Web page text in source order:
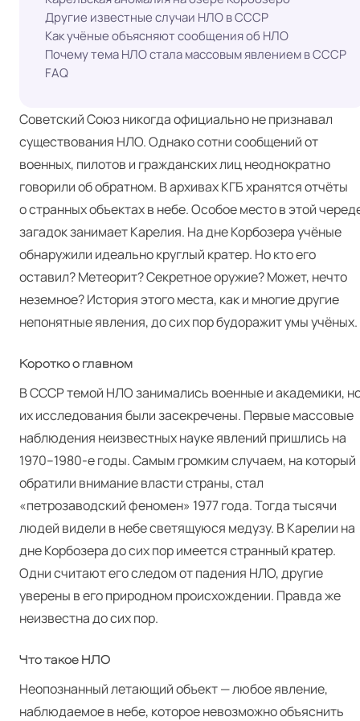
Другие известные случаи НЛО в СССР
Как учёные объясняют сообщения об НЛО
Почему тема НЛО стала массовым явлением в СССР
FAQ
Советский Союз никогда официально не признавал
существования НЛО. Однако сотни сообщений от
военных, пилотов и гражданских лиц неоднократно
говорили об обратном. В архивах КГБ хранятся отчёты
о странных объектах в небе. Особое место в этой
загадок занимает Карелия. На дне Корбозера учёные
обнаружили идеально круглый кратер. Но кто его
оставил? Метеорит? Секретное оружие? Может, нечто
неземное? История этого места, как и многие другие
непонятные явления, до сих пор будоражит умы учёных.
Коротко о главном
В СССР темой НЛО занимались военные и академики,
их исследования были засекречены. Первые массовые
наблюдения неизвестных науке явлений пришлись на
1970–1980‑е годы. Самым громким случаем, на который
обратили внимание власти страны, стал
«петрозаводский феномен» 1977 года. Тогда тысячи
людей видели в небе светящуюся медузу. В Карелии на
дне Корбозера до сих пор имеется странный кратер.
Одни считают его следом от падения НЛО, другие
уверены в его природном происхождении. Правда же
неизвестна до сих пор.
Что такое НЛО
Неопознанный летающий объект — любое явление,
наблюдаемое в небе, которое невозможно объяснить